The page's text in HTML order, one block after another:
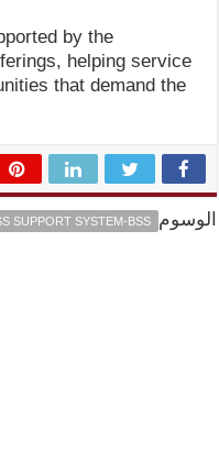
by the
helping service
that demand the
الوسوم SUPPORT SYSTEM-BSS